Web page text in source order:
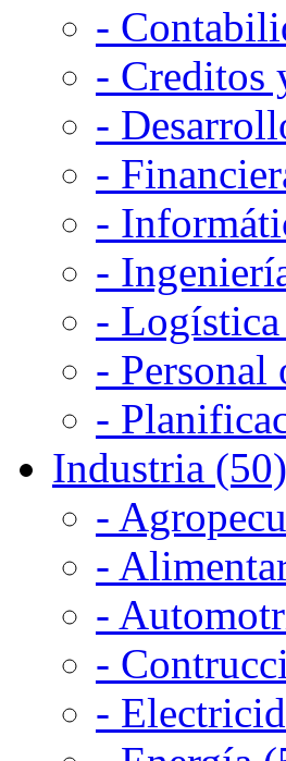
-
- Creditos
-
-
-
-
-
-
-
Industria (50)
-
-
-
-
-